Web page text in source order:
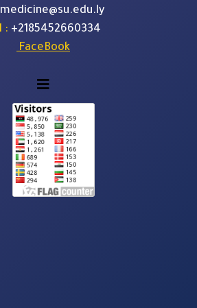
medicine@su.edu.ly
2185452660334
+
: Tel
FaceBook